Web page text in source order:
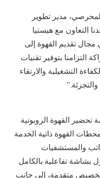
مدير تطوير
التعاون مع هيستيا
مجال تقديم القهوة إلى
التزامنا بتوفير تقنيات
التشغيلية والارتقاء
القهوة الروبوتية
القهوة ذاتية الخدمة
والمستشفيات
بشاشة تفاعلية بالكامل
تخصيص متقدمة، إلى جانب